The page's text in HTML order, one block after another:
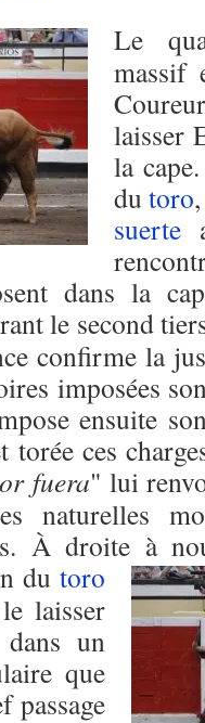
Le
massif
laisser
la
dutoro
suerte
dans la
le second
confirme la
imposées
ensuite
torée ces
fuera" lui
naturelles
À droite à
dutoro
laisser
un
que
passage